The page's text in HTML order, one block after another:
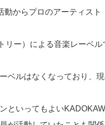
動からプロのアーティスト
リー）による音楽レーベル
ベルはなくなっており、
といってもよい